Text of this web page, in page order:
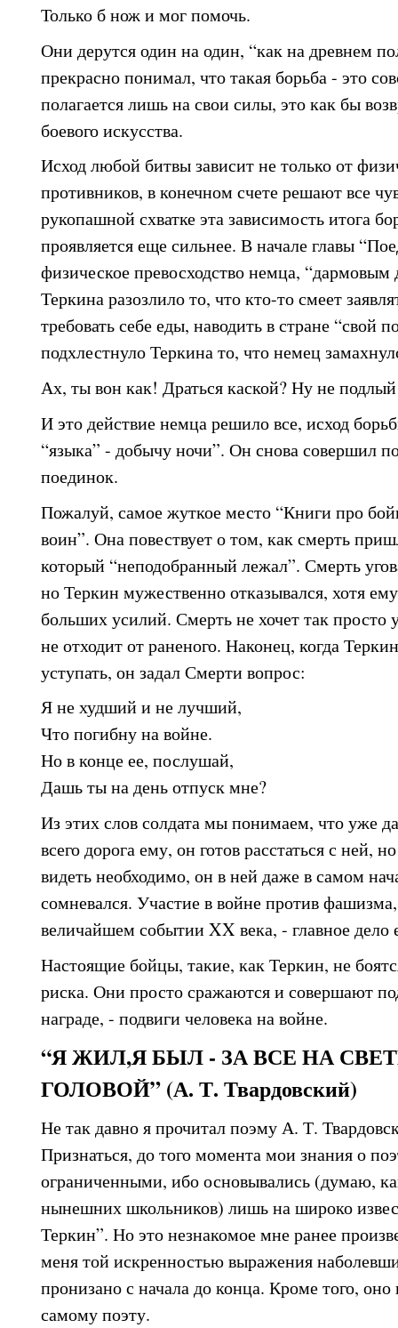
Только б нож и мог помочь.
Они дерутся один на один, “как на древнем
прекрасно понимал, что такая борьба - это
полагается лишь на свои силы, это как бы
боевого искусства.
Исход любой битвы зависит не только от
противников, в конечном счете решают все
рукопашной схватке эта зависимость итога
проявляется еще сильнее. В начале главы
физическое превосходство немца,
Теркина разозлило то, что кто-то смеет
требовать себе еды, наводить в стране “свой
подхлестнуло Теркина то, что немец
Ах, ты вон как! Драться каской? Ну не
И это действие немца решило все, исход
“языка” - добычу ночи”. Он снова совершил
поединок.
Пожалуй, самое жуткое место “Книги про
воин”. Она повествует о том, как смерть
который “неподобранный лежал”. Смерть
но Теркин мужественно отказывался, хотя
больших усилий. Смерть не хочет так просто
не отходит от раненого. Наконец, когда
уступать, он задал Смерти вопрос:
Я не худший и не лучший,
Что погибну на войне.
Но в конце ее, послушай,
Дашь ты на день отпуск мне?
Из этих слов солдата мы понимаем, что уже
всего дорога ему, он готов расстаться с ней,
видеть необходимо, он в ней даже в самом
сомневался. Участие в войне против
величайшем событии XX века, - главное дело
Настоящие бойцы, такие, как Теркин, не
риска. Они просто сражаются и совершают
награде, - подвиги человека на войне.
“Я ЖИЛ,Я БЫЛ - ЗА ВСЕ НА
ГОЛОВОЙ” (А. Т. Твардовский)
Не так давно я прочитал поэму А. Т.
Признаться, до того момента мои знания о
ограниченными, ибо основывались (думаю,
нынешних школьников) лишь на широко
Теркин”. Но это незнакомое мне ранее
меня той искренностью выражения
пронизано с начала до конца. Кроме того,
самому поэту.